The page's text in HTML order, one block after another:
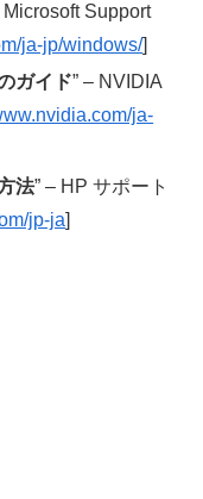
Microsoft Support
ja-jp/windows/]
ガイド” – NVIDIA
ja-
法” – HP サポート
jp-ja]